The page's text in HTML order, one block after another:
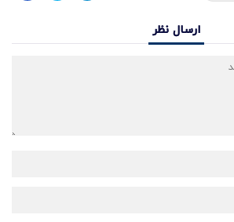
ارسال نظر